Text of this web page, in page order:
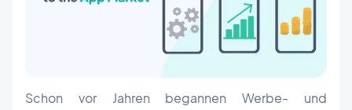
Schon vor Jahren begannen Werbe- und